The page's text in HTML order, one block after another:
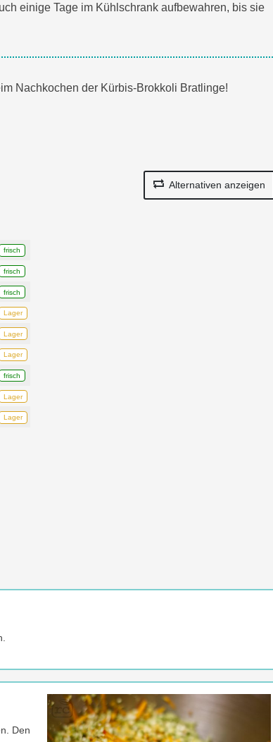
einige Tage im Kühlschrank aufbewahren, bis sie
Nachkochen der Kürbis-Brokkoli Bratlinge!
Alternativen anzeigen
frisch
frisch
frisch
Lager
Lager
Lager
frisch
Lager
Lager
Den